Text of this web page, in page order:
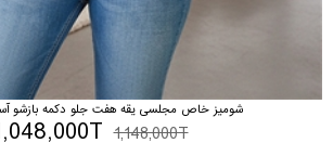
شومیز خاص مجلسی یقه هفت جلو دکمه بازشو
1,148,000T